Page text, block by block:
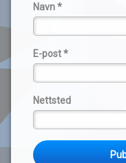
Navn*
E-post*
Nettsted